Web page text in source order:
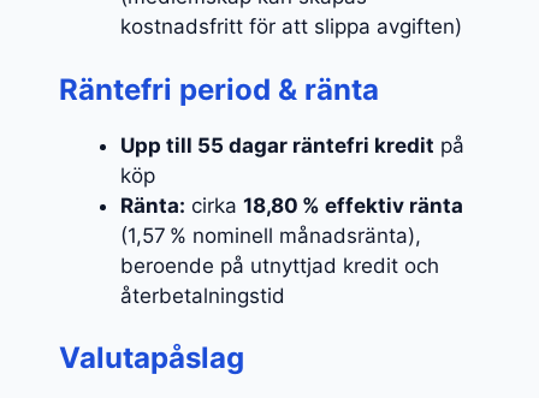
kostnadsfritt för att slippa avgiften)
Räntefri period & ränta
Upp till 55 dagar räntefri kredit på
köp
Ränta: cirka18,80 % effektiv ränta
(1,57 % nominell månadsränta),
beroende på utnyttjad kredit och
återbetalningstid
Valutapåslag